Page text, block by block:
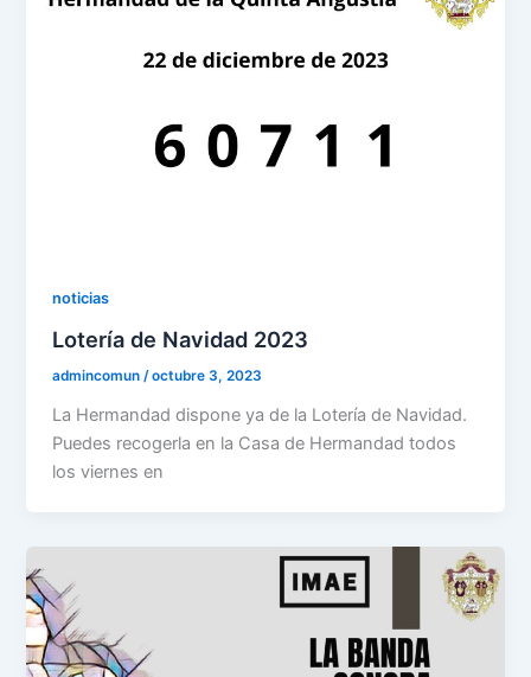
noticias
Lotería de Navidad 2023
admincomun/octubre 3, 2023
La Hermandad dispone ya de la Lotería de Navidad.
Puedes recogerla en la Casa de Hermandad todos
los viernes en